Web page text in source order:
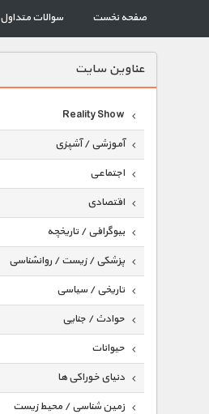
صفحه نخست سوالات متداول
عناوين سايت
Reality Show
آموزشی / آشپزی
اجتماعی
اقتصادی
بیوگرافی / تاریخچه
پزشکی / زیست / روانشناسی
تاریخی / سیاسی
حوادث / جنایی
حیوانات
دنیای خوراکی ها
زمین شناسی / محیط زیست